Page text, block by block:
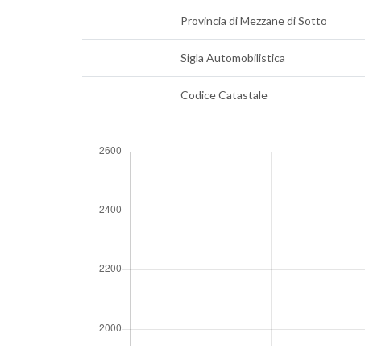
Provincia di Mezzane di Sotto
Sigla Automobilistica
Codice Catastale